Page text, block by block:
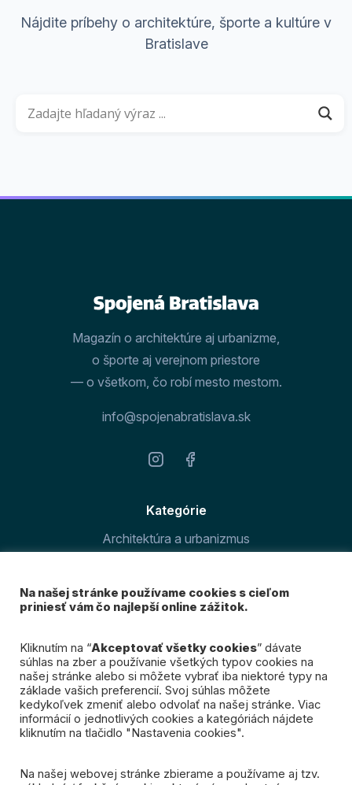
Nájdite príbehy o architektúre, športe a kultúre v
Bratislave
Magazín o architektúre aj urbanizme,
o športe aj verejnom priestore
— o všetkom, čo robí mesto mestom.
info@spojenabratislava.sk
Kategórie
Architektúra a urbanizmus
O magazíne
Prihláste sa k odberu
nášho newslettra
Mám záujem
Na našej stránke používame cookies s cieľom
priniesť vám čo najlepší online zážitok.
Kliknutím na “Akceptovať všetky cookies” dávate
súhlas na zber a používanie všetkých typov cookies na
našej stránke alebo si môžete vybrať iba niektoré typy na
základe vašich preferencií. Svoj súhlas môžete
kedykoľvek zmeniť alebo odvolať na našej stránke. Viac
informácií o jednotlivých cookies a kategóriách nájdete
kliknutím na tlačidlo "Nastavenia cookies".
Na našej webovej stránke zbierame a používame aj tzv.